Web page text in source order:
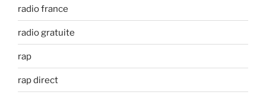
radio france
radio gratuite
rap
rap direct